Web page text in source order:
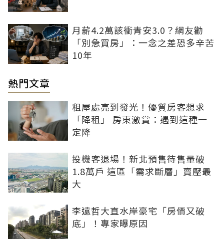
月薪4.2萬該衝青安3.0？網友勸
「別急買房」：一念之差恐多辛苦
10年
熱門文章
租屋處亮到發光！優質房客想求
「降租」 房東激賞：遇到這種一
定降
投機客退場！新北預售待售量破
1.8萬戶 這區「需求斷層」賣壓最
大
李遠哲大直水岸豪宅「房價又破
底」！專家曝原因